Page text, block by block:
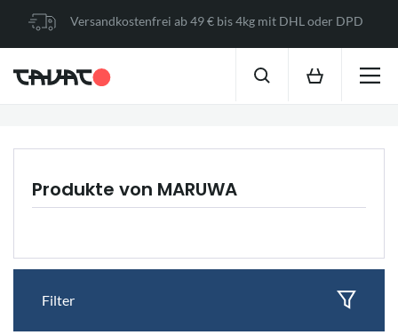
Versandkostenfrei ab 49 € bis 4kg mit DHL oder DPD
Produkte von MARUWA
Filter